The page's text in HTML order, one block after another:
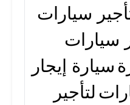
سيارات
سيارات
سيارة إيجار
لتأجير